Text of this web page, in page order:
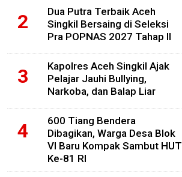
Dua Putra Terbaik Aceh
Singkil Bersaing di Seleksi
Pra POPNAS 2027 Tahap II
Kapolres Aceh Singkil Ajak
Pelajar Jauhi Bullying,
Narkoba, dan Balap Liar
600 Tiang Bendera
Dibagikan, Warga Desa Blok
VI Baru Kompak Sambut HUT
Ke-81 RI